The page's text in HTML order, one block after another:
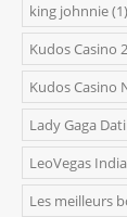
king johnnie(1)
Kudos Casino
Kudos Casino
Lady Gaga
LeoVegas India
Les meilleurs